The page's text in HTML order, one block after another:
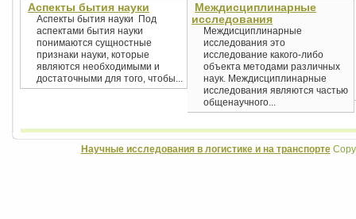
Аспекты бытия науки
Аспекты бытия науки Под
аспектами бытия науки
понимаются сущностные
признаки науки, которые
являются необходимыми и
достаточными для того, чтобы...
Междисциплинарные
исследования
Междисциплинарные
исследования это
исследование какого-либо
объекта методами различных
наук. Междисциплинарные
исследования являются частью
общенаучного...
Научные исследования в логистике и на транспорте